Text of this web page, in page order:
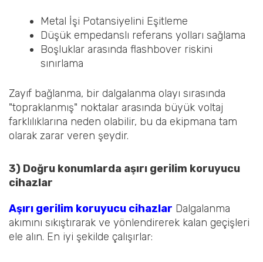
Metal İşi Potansiyelini Eşitleme
Düşük empedanslı referans yolları sağlama
Boşluklar arasında flashbover riskini
sınırlama
Zayıf bağlanma, bir dalgalanma olayı sırasında
"topraklanmış" noktalar arasında büyük voltaj
farklılıklarına neden olabilir, bu da ekipmana tam
olarak zarar veren şeydir.
3) Doğru konumlarda aşırı gerilim koruyucu
cihazlar
Aşırı gerilim koruyucu cihazlar Dalgalanma
akımını sıkıştırarak ve yönlendirerek kalan geçişleri
ele alın. En iyi şekilde çalışırlar: